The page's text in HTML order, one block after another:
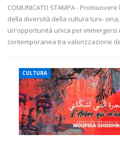
COMUNICATO STAMPA -
della diversità della cultura tuni-
un'opportunità unica per
contemporanea tra valorizzazione
CULTURA